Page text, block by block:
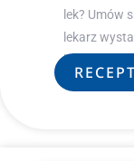
lek? Umów
lekarz
leczenie.